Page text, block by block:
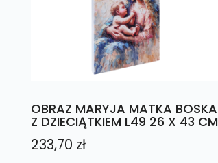
OBRAZ MARYJA MATKA BOSKA
Z DZIECIĄTKIEM L49 26 X 43 CM
233,70 zł